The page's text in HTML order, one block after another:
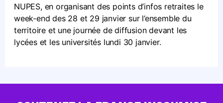
NUPES, en organisant des points d’infos retraites le
week-end des 28 et 29 janvier sur l’ensemble du
territoire et une journée de diffusion devant les
lycées et les universités lundi 30 janvier.